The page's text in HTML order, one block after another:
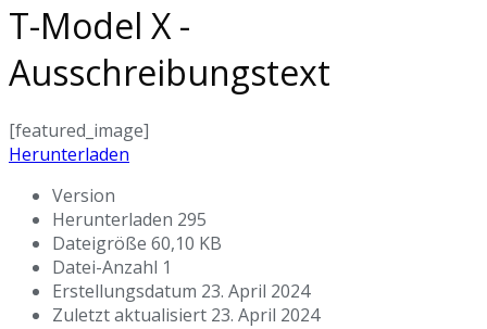
T-Model X -
Ausschreibungstext
[featured_image]
Herunterladen
Version
Herunterladen 295
Dateigröße 60,10 KB
Datei-Anzahl 1
Erstellungsdatum 23. April 2024
Zuletzt aktualisiert 23. April 2024